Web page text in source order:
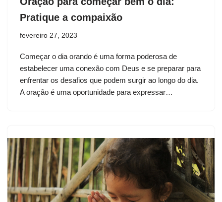
Pratique a compaixão
fevereiro 27, 2023
Começar o dia orando é uma forma poderosa de
estabelecer uma conexão com Deus e se preparar para
enfrentar os desafios que podem surgir ao longo do dia.
A oração é uma oportunidade para expressar…